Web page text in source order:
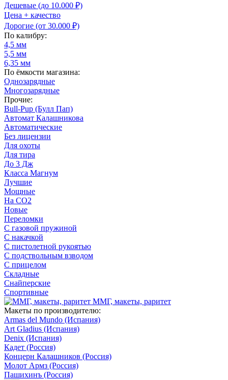
Дешевые (до 10.000 ₽)
Цена + качество
Дорогие (от 30.000 ₽)
По калибру:
4,5 мм
5,5 мм
6,35 мм
По ёмкости магазина:
Однозарядные
Многозарядные
Прочие:
Bull-Pup (Булл Пап)
Автомат Калашникова
Автоматические
Без лицензии
Для охоты
Для тира
До 3 Дж
Класса Магнум
Лучшие
Мощные
На CO2
Новые
Переломки
С газовой пружиной
С накачкой
С пистолетной рукоятью
С подствольным взводом
С прицелом
Складные
Снайперские
Спортивные
ММГ, макеты, раритет
Макеты по производителю:
Armas del Mundo (Испания)
Art Gladius (Испания)
Denix (Испания)
Кадет (Россия)
Концерн Калашников (Россия)
Молот Армз (Россия)
Пашихинъ (Россия)